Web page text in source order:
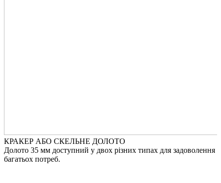
КРАКЕР АБО СКЕЛЬНЕ ДОЛОТО
Долото 35 мм доступний у двох різних типах для задоволення
багатьох потреб.